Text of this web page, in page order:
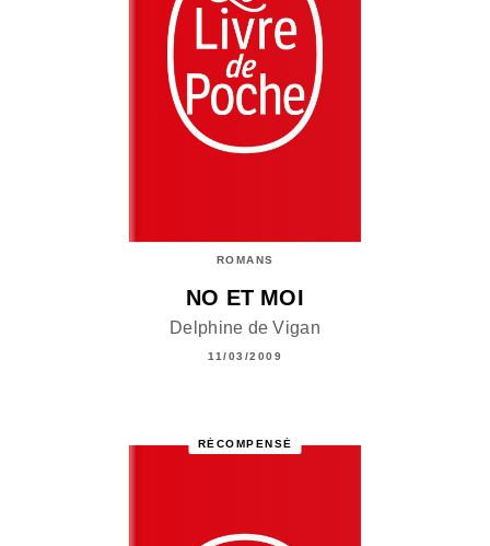
ROMANS
NO ET MOI
Delphine de Vigan
11/03/2009
RÉCOMPENSÉ